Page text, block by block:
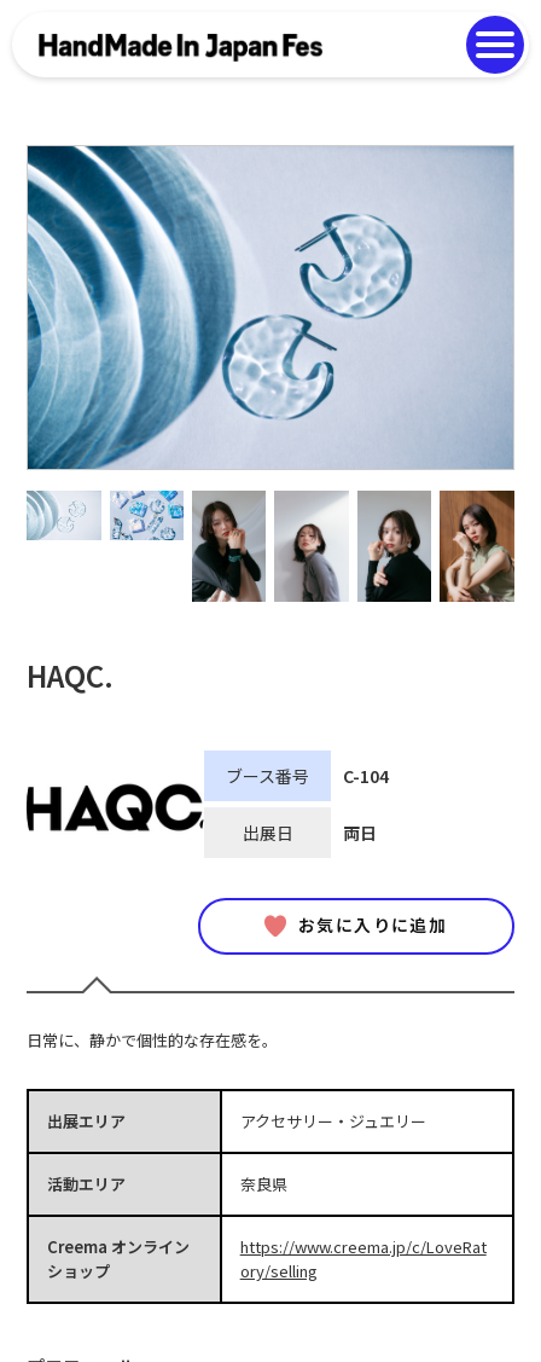
Photo Gallery
EN 中文
HAQC.
ブース番号 C-104
出展日 両日
お気に入りに追加
日常に、静かで個性的な存在感を。
出展エリア アクセサリー・ジュエリー
活動エリア 奈良県
Creema オンライン
ショップ
https://www.creema.jp/c/LoveRat
ory/selling